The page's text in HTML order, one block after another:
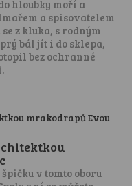
hloubky moří a
a spisovatelem
z kluka, s rodným
bál jít i do sklepa,
bez ochranné
v tomto oboru